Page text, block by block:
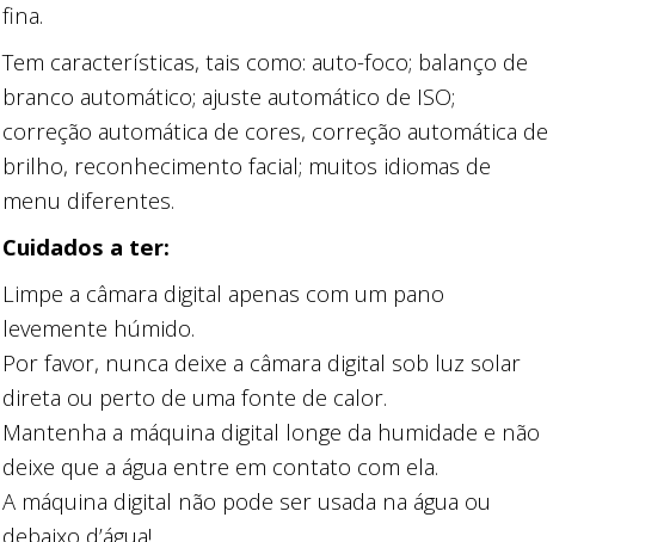
fina.
Tem características, tais como: auto-foco; balanço de
branco automático; ajuste automático de ISO;
correção automática de cores, correção automática de
brilho, reconhecimento facial; muitos idiomas de
menu diferentes.
Cuidados a ter:
Limpe a câmara digital apenas com um pano
levemente húmido.
Por favor, nunca deixe a câmara digital sob luz solar
direta ou perto de uma fonte de calor.
Mantenha a máquina digital longe da humidade e não
deixe que a água entre em contato com ela.
A máquina digital não pode ser usada na água ou
debaixo d’água!